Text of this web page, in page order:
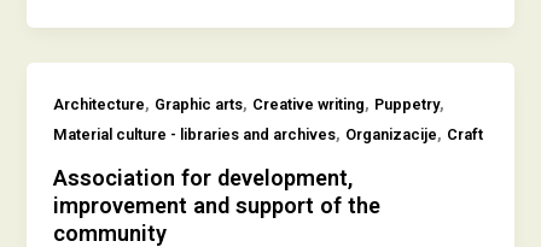
Architecture, Graphic arts, Creative writing, Puppetry,
Material culture - libraries and archives, Organizacije, Craft
Association for development,
improvement and support of the
community